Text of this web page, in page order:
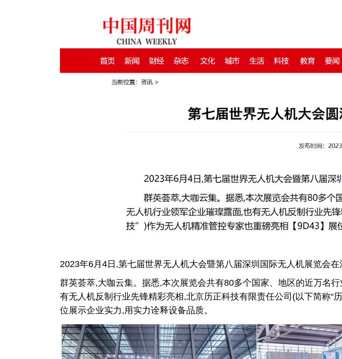
2023年6月4日,第七届世界无人机大会暨第八届深圳国际无人机展览会在
群英荟萃,大咖云集。据悉,本次展览会共有80多个国家、地区的近万名
有无人机反制行业先锋精彩亮相,北京历正科技有限责任公司(以下简称“
位展示企业实力,用实力诠释设备品质。